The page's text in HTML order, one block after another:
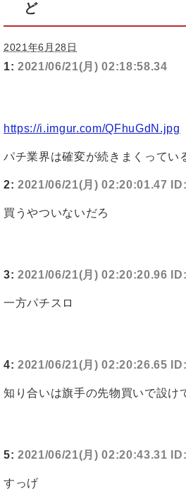
ど
2021年6月28日
1: 2021/06/21(月) 02:18:58.34
https://i.imgur.com/QFhuGdN.jpg
パチ業界は確変が続きまくってい
2: 2021/06/21(月) 02:20:01.47
買うやついないだろ
3: 2021/06/21(月) 02:20:20.96
一方パチスロ
4: 2021/06/21(月) 02:20:26.65
知り合いは旗手の先物買いで設け
5: 2021/06/21(月) 02:20:43.31
すっげ